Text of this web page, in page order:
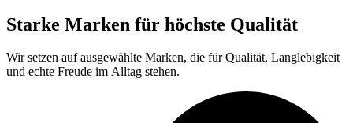
Starke Marken für höchste Qualität
Wir setzen auf ausgewählte Marken, die für Qualität, Langlebigkeit
und echte Freude im Alltag stehen.